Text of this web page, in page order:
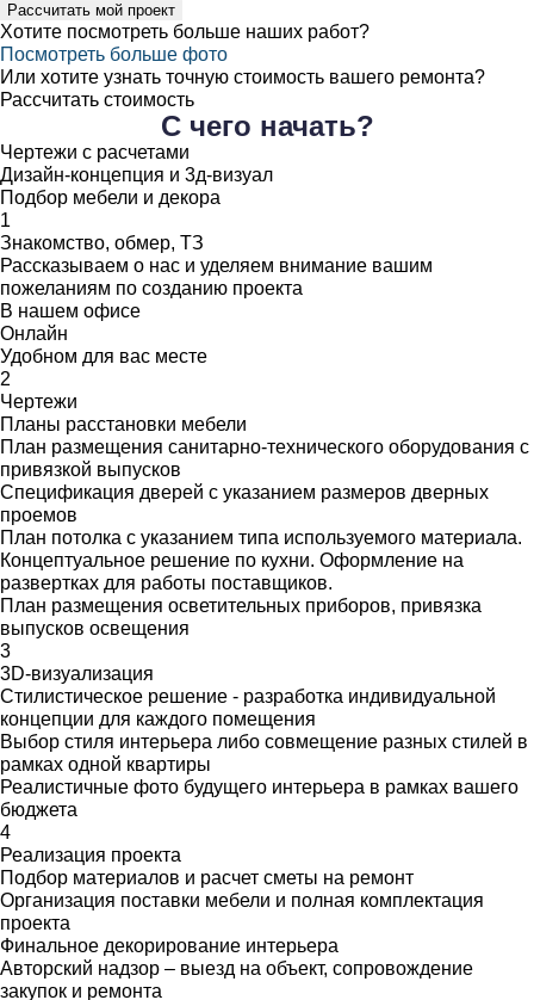
Рассчитать мой проект
Хотите посмотреть больше наших работ?
Посмотреть больше фото
Или хотите узнать точную стоимость вашего ремонта?
Рассчитать стоимость
С чего начать?
Чертежи с расчетами
Дизайн-концепция и 3д-визуал
Подбор мебели и декора
1
Знакомство, обмер, ТЗ
Рассказываем о нас и уделяем внимание вашим
пожеланиям по созданию проекта
В нашем офисе
Онлайн
Удобном для вас месте
2
Чертежи
Планы расстановки мебели
План размещения санитарно-технического оборудования с
привязкой выпусков
Спецификация дверей с указанием размеров дверных
проемов
План потолка с указанием типа используемого материала.
Концептуальное решение по кухни. Оформление на
развертках для работы поставщиков.
План размещения осветительных приборов, привязка
выпусков освещения
3
3D-визуализация
Стилистическое решение - разработка индивидуальной
концепции для каждого помещения
Выбор стиля интерьера либо совмещение разных стилей в
рамках одной квартиры
Реалистичные фото будущего интерьера в рамках вашего
бюджета
4
Реализация проекта
Подбор материалов и расчет сметы на ремонт
Организация поставки мебели и полная комплектация
проекта
Финальное декорирование интерьера
Авторский надзор – выезд на объект, сопровождение
закупок и ремонта